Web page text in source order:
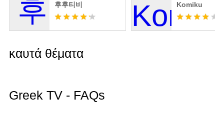
후후티비 Komiku
καυτά θέματα
Greek TV - FAQs